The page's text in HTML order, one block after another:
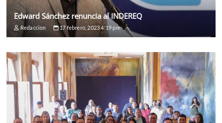
Edward Sánchez renuncia al INDEREQ
Redaccion 17 febrero, 2023 4:19 pm